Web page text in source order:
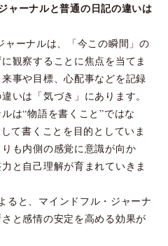
ャーナルと普通の日記の違いは
ャーナルは、「今この瞬間」の
観察することに焦点を当てま
事や目標、心配事などを記録
いは「気づき」にあります。
は“物語を書くこと”ではな
て書くことを目的としていま
も内側の感覚に意識が向か
と自己理解が育まれていきま
ると、マインドフル・ジャーナ
と感情の安定を高める効果が